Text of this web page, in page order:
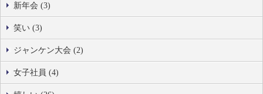
新年会 (3)
笑い (3)
ジャンケン大会 (2)
女子社員 (4)